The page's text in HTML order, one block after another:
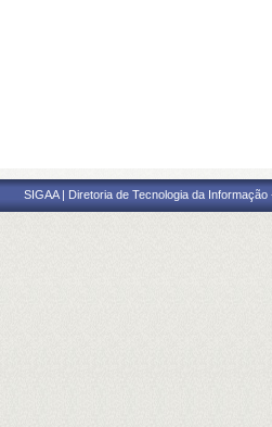
SIGAA | Diretoria de Tecnologia da